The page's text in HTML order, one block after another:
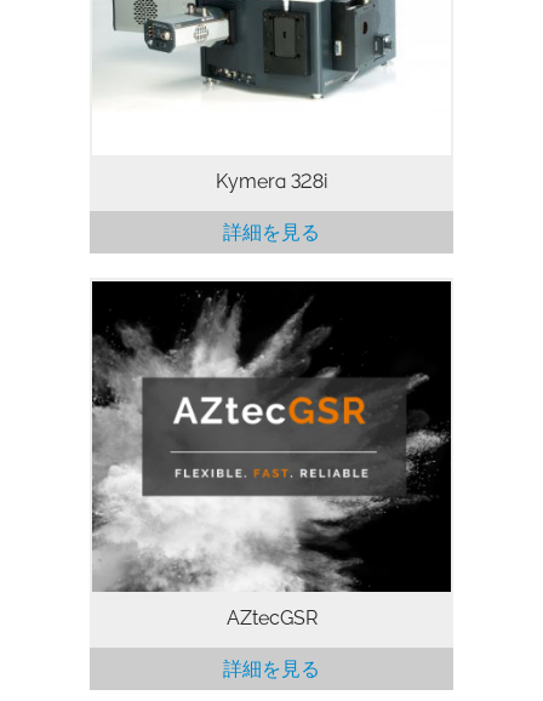
マルチモーダル分光プラットフォーム
Kymera 328i
詳細を見る
拳銃残さ (GSR)は、重要な犯罪捜査におい
て正しい情報を得るための大切な法科学的
証拠となります。AZtecGSRは、法科学研
究者のための高速で正確かつ使いやすい
SEMベースのGSR分析システムです。
AZtecGSRの機能： GSR用に最適化され
た粒子解析 AZtecのTruQ®アルゴリズム
による正確な元素同定 ASTM-E1588 16、
17、20に準拠した自動データ収集と粒子
分類 粒子再分析ワークフロー(手動および
自動)
AZtecGSR
詳細を見る